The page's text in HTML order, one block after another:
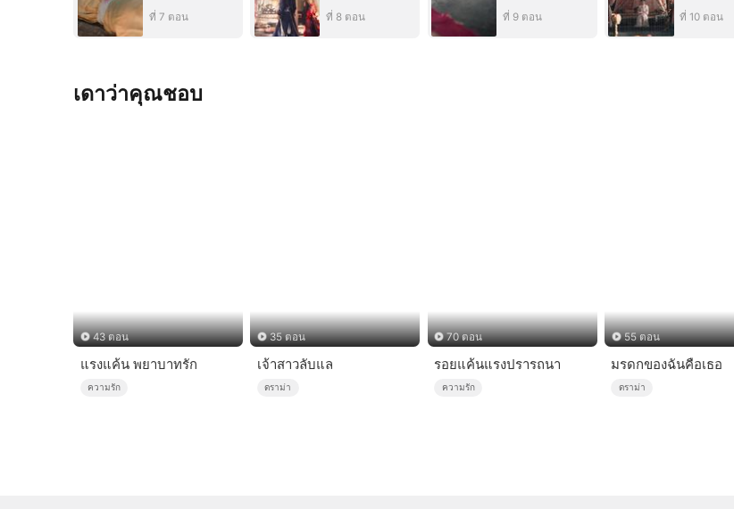
ที่ 7 ตอน ที่ 8 ตอน ที่ 9 ตอน ที่ 10 ตอน
เดาว่าคุณชอบ
43 ตอน
แรงแค้น พยาบาทรัก
ความรัก
35 ตอน
เจ้าสาวลับแล
ดราม่า
70 ตอน
รอยแค้นแรงปรารถนา
ความรัก
55 ตอน
มรดกของฉันคือเธอ
ดราม่า